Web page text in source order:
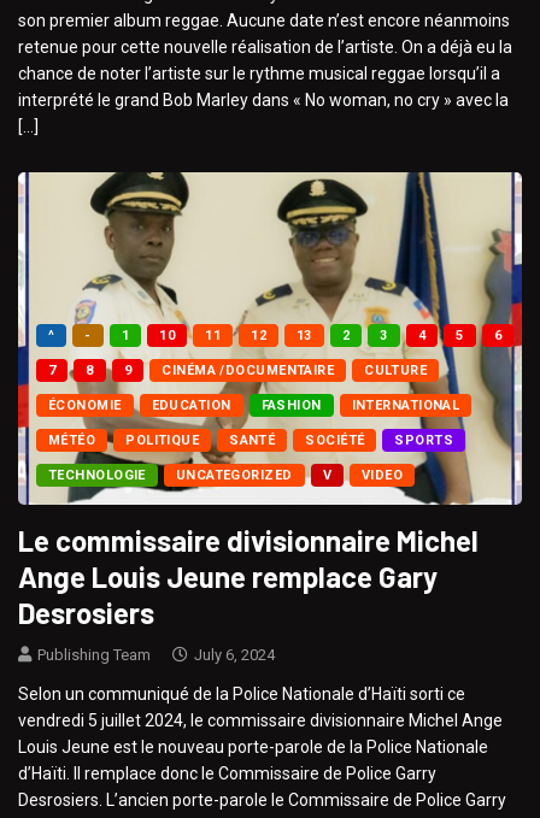
son premier album reggae. Aucune date n’est encore néanmoins
retenue pour cette nouvelle réalisation de l’artiste. On a déjà eu la
chance de noter l’artiste sur le rythme musical reggae lorsqu’il a
interprété le grand Bob Marley dans « No woman, no cry » avec la
[…]
^ - 1 10 11 12 13 2 3 4 5 6
7 8 9 CINÉMA /DOCUMENTAIRE CULTURE
ÉCONOMIE EDUCATION FASHION INTERNATIONAL
MÉTÉO POLITIQUE SANTÉ SOCIÉTÉ SPORTS
TECHNOLOGIE UNCATEGORIZED V VIDEO
Le commissaire divisionnaire Michel
Ange Louis Jeune remplace Gary
Desrosiers
Publishing Team July 6, 2024
Selon un communiqué de la Police Nationale d’Haïti sorti ce
vendredi 5 juillet 2024, le commissaire divisionnaire Michel Ange
Louis Jeune est le nouveau porte-parole de la Police Nationale
d’Haïti. Il remplace donc le Commissaire de Police Garry
Desrosiers. L’ancien porte-parole le Commissaire de Police Garry